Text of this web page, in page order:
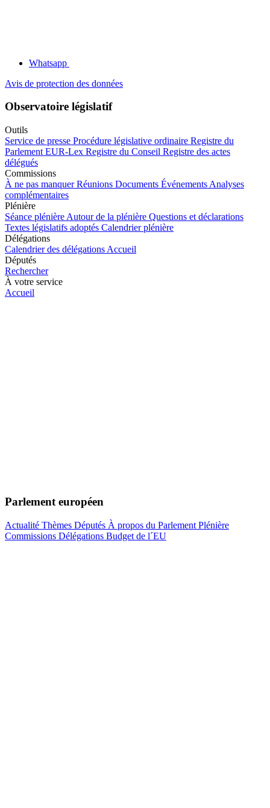
Whatsapp
Avis de protection des données
Observatoire législatif
Outils
Service de presse Procédure législative ordinaire Registre du
Parlement EUR-Lex Registre du Conseil Registre des actes
délégués
Commissions
À ne pas manquer Réunions Documents Événements Analyses
complémentaires
Plénière
Séance plénière Autour de la plénière Questions et déclarations
Textes législatifs adoptés Calendrier plénière
Délégations
Calendrier des délégations Accueil
Députés
Rechercher
À votre service
Accueil
Parlement européen
Actualité Thèmes Députés À propos du Parlement Plénière
Commissions Délégations Budget de l´EU